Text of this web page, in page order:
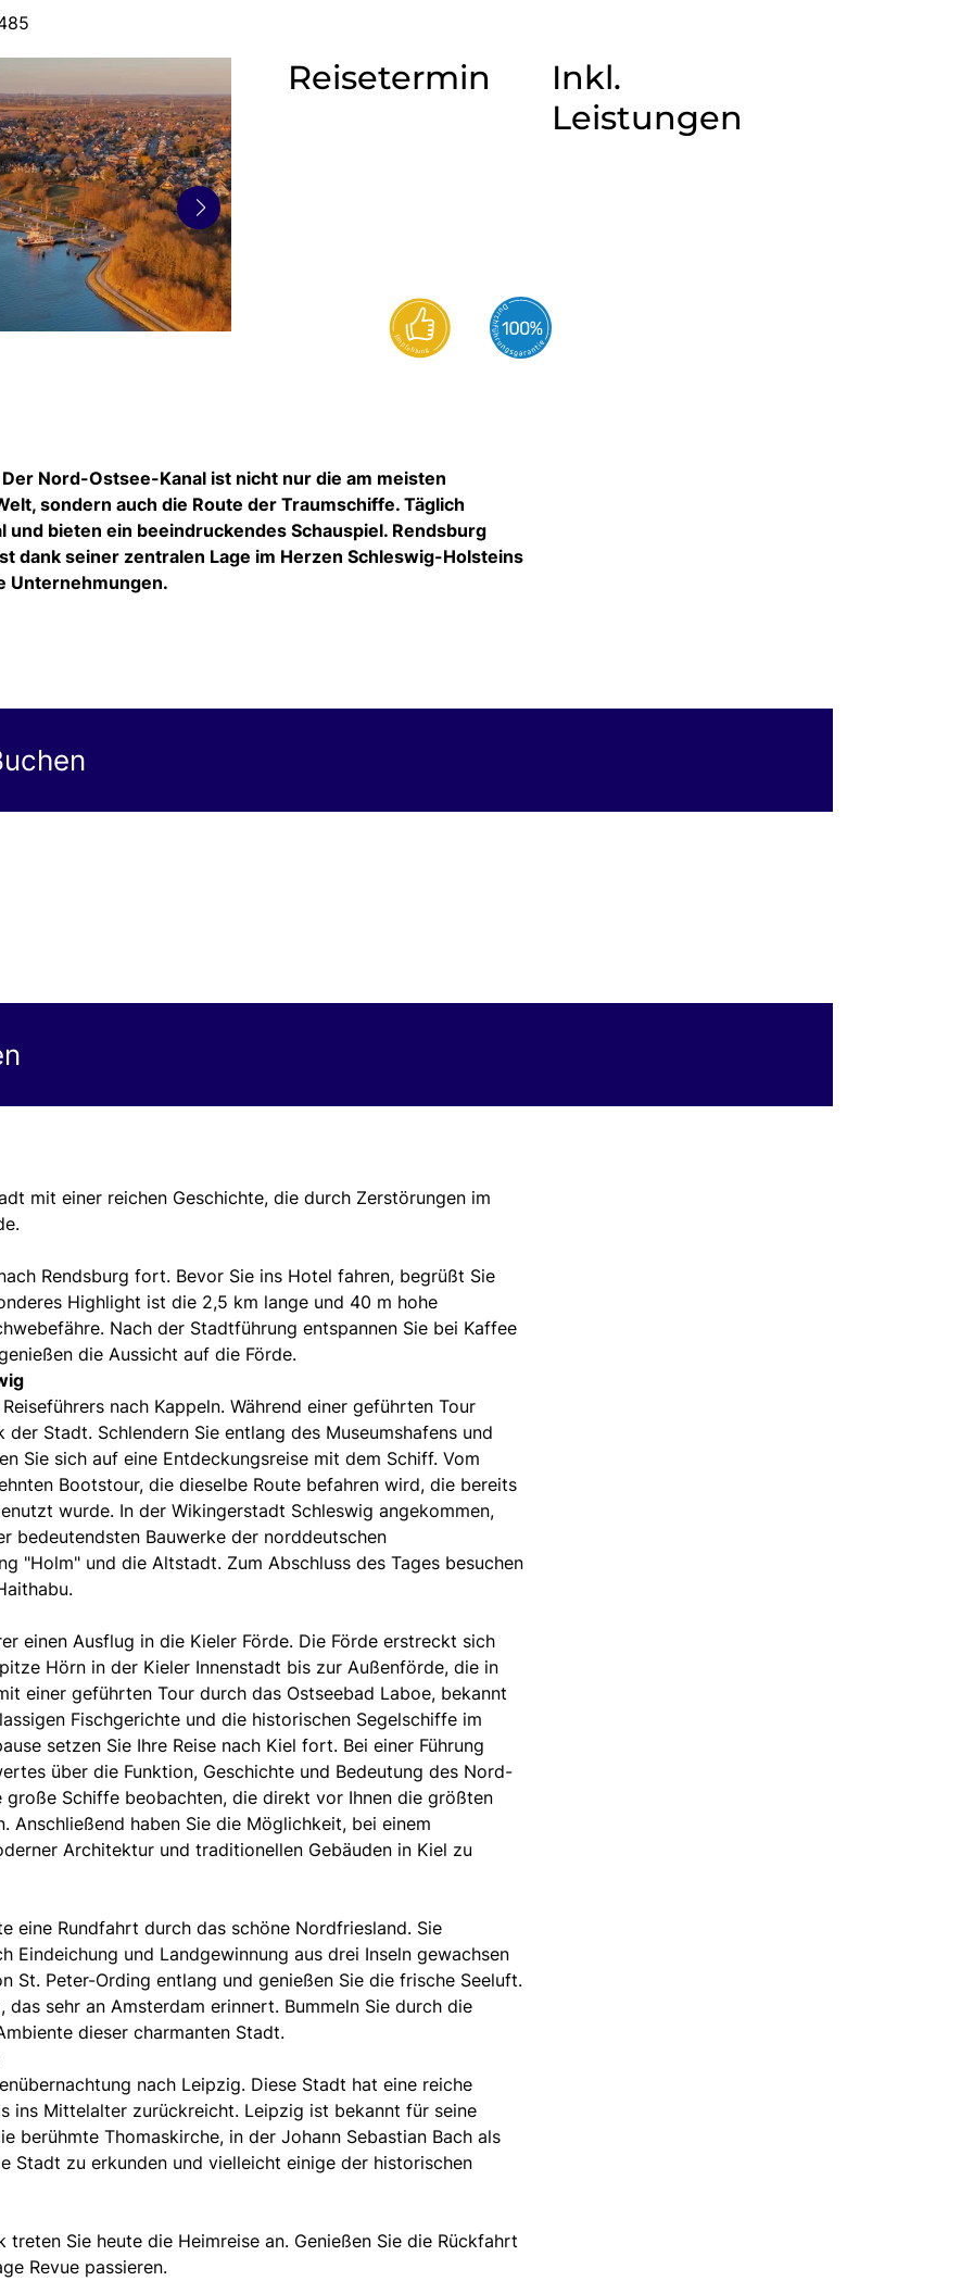
Reisetermin
Inkl.
Leistungen
Nord-Ostsee-Kanal ist nicht nur die am meisten
sondern auch die Route der Traumschiffe. Täglich
und bieten ein beeindruckendes Schauspiel. Rendsburg
dank seiner zentralen Lage im Herzen Schleswig-Holsteins
Unternehmungen.
mit einer reichen Geschichte, die durch Zerstörungen im
Rendsburg fort. Bevor Sie ins Hotel fahren, begrüßt Sie
Highlight ist die 2,5 km lange und 40 m hohe
Nach der Stadtführung entspannen Sie bei Kaffee
die Aussicht auf die Förde.
nach Kappeln. Während einer geführten Tour
Stadt. Schlendern Sie entlang des Museumshafens und
Sie sich auf eine Entdeckungsreise mit dem Schiff. Vom
Bootstour, die dieselbe Route befahren wird, die bereits
wurde. In der Wikingerstadt Schleswig angekommen,
bedeutendsten Bauwerke der norddeutschen
"Holm" und die Altstadt. Zum Abschluss des Tages besuchen
einen Ausflug in die Kieler Förde. Die Förde erstreckt sich
Hörn in der Kieler Innenstadt bis zur Außenförde, die in
einer geführten Tour durch das Ostseebad Laboe, bekannt
Fischgerichte und die historischen Segelschiffe im
setzen Sie Ihre Reise nach Kiel fort. Bei einer Führung
über die Funktion, Geschichte und Bedeutung des Nord-
große Schiffe beobachten, die direkt vor Ihnen die größten
Anschließend haben Sie die Möglichkeit, bei einem
Architektur und traditionellen Gebäuden in Kiel zu
eine Rundfahrt durch das schöne Nordfriesland. Sie
Eindeichung und Landgewinnung aus drei Inseln gewachsen
St. Peter-Ording entlang und genießen Sie die frische Seeluft.
sehr an Amsterdam erinnert. Bummeln Sie durch die
dieser charmanten Stadt.
nach Leipzig. Diese Stadt hat eine reiche
ins Mittelalter zurückreicht. Leipzig ist bekannt für seine
berühmte Thomaskirche, in der Johann Sebastian Bach als
Stadt zu erkunden und vielleicht einige der historischen
Sie heute die Heimreise an. Genießen Sie die Rückfahrt
Revue passieren.